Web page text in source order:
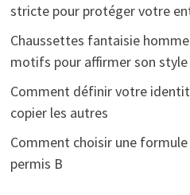
stricte pour protéger votre
Chaussettes fantaisie
motifs pour affirmer son style
Comment définir votre
copier les autres
Comment choisir une
permis B